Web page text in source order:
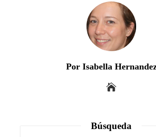
Por Isabella
Búsqueda